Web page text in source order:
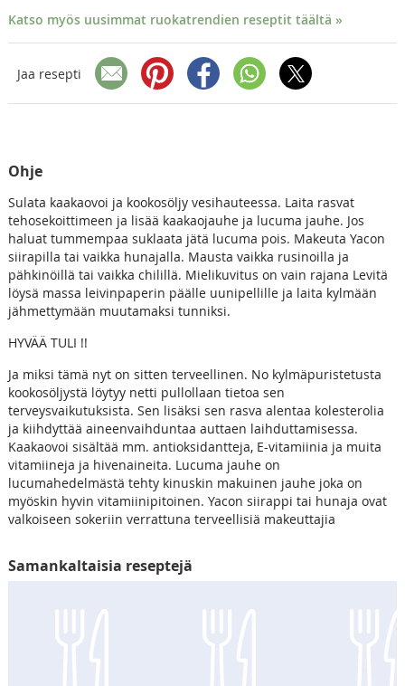
Katso myös uusimmat ruokatrendien reseptit täältä »
Jaa resepti
Ohje
Sulata kaakaovoi ja kookosöljy vesihauteessa. Laita rasvat
tehosekoittimeen ja lisää kaakaojauhe ja lucuma jauhe. Jos
haluat tummempaa suklaata jätä lucuma pois. Makeuta Yacon
siirapilla tai vaikka hunajalla. Mausta vaikka rusinoilla ja
pähkinöillä tai vaikka chilillä. Mielikuvitus on vain rajana Levitä
löysä massa leivinpaperin päälle uunipellille ja laita kylmään
jähmettymään muutamaksi tunniksi.
HYVÄÄ TULI !!
Ja miksi tämä nyt on sitten terveellinen. No kylmäpuristetusta
kookosöljystä löytyy netti pullollaan tietoa sen
terveysvaikutuksista. Sen lisäksi sen rasva alentaa kolesterolia
ja kiihdyttää aineenvaihduntaa auttaen laihduttamisessa.
Kaakaovoi sisältää mm. antioksidantteja, E-vitamiinia ja muita
vitamiineja ja hivenaineita. Lucuma jauhe on
lucumahedelmästä tehty kinuskin makuinen jauhe joka on
myöskin hyvin vitamiinipitoinen. Yacon siirappi tai hunaja ovat
valkoiseen sokeriin verrattuna terveellisiä makeuttajia
Samankaltaisia reseptejä